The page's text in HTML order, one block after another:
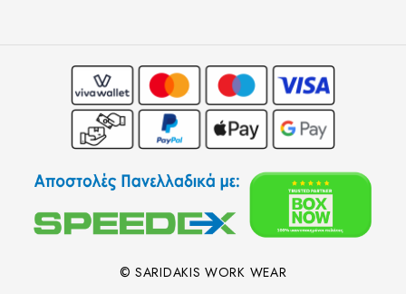
© SARIDAKIS WORK WEAR